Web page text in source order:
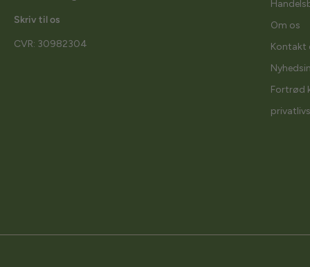
Skriv til os
CVR: 30982304
Om os
Kontakt
Fortrød